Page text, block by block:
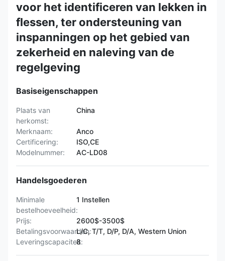
voor het identificeren van lekken in
flessen, ter ondersteuning van
inspanningen op het gebied van
zekerheid en naleving van de
regelgeving
Basiseigenschappen
Plaats van
herkomst:
China
Merknaam:
Anco
Certificering:
ISO,CE
Modelnummer:
AC-LD08
Handelsgoederen
Minimale
bestelhoeveelheid:
1 Instellen
Prijs:
2600$-3500$
Betalingsvoorwaarden:L/C, T/T, D/P, D/A, Western Union
Leveringscapaciteit:
8